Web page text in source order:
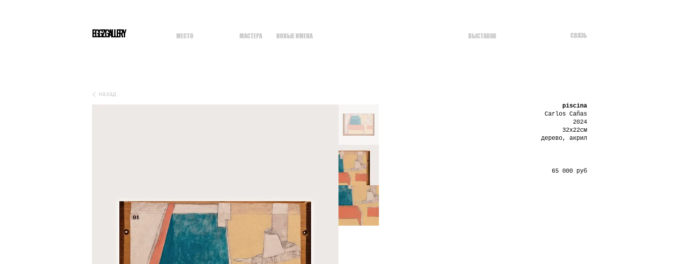
МАСТЕРА НОВЫЕ ИМЕНА
EGGZGALLERY МЕСТО ВЫСТАВКА СВЯЗЬ
назад
piscina
Carlos Cañas
2024
32х22см
дерево, акрил
65 000 руб